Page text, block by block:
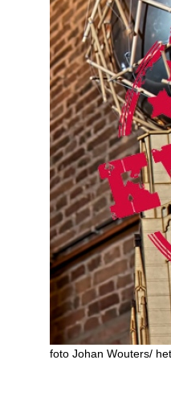
foto Johan Wouters/